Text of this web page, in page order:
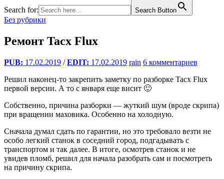
Search for: Search Button
Без рубрики
Ремонт Tacx Flux
PUB: 17.02.2019 /EDIT: 17.02.2019 rain 6 комментариев
Решил наконец-то закрепить заметку по разборке Tacx Flux
первой версии. А то с января еще висит 🙂
Собственно, причина разборки — жуткий шум (вроде скрипа)
при вращении маховика. Особенно на холодную.
Сначала думал сдать по гарантии, но это требовало везти не
особо легкий станок в соседний город, подгадывать с
транспортом и так далее. В итоге, осмотрев станок и не
увидев пломб, решил для начала разобрать сам и посмотреть
на причину скрипа.